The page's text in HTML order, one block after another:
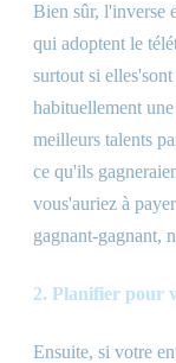
Bien sûr, l'inverse
qui adoptent le
surtout si elles'
habituellement
meilleurs talents
ce qu'ils
vous'auriez à
gagnant-gagnant,
2. Planifier pour
Ensuite, si votre